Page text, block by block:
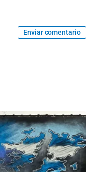
Enviar comentario